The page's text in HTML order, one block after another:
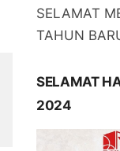
SELAMAT
TAHUN
SELAMAT
2024